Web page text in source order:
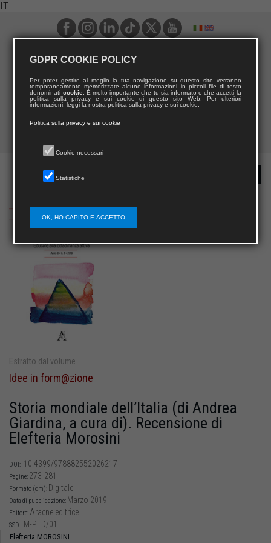
IT
Estratto dal volume
Idee in form@zione
Storia mondiale dell’Italia (di Andrea
Giardina, a cura di). Recensione di
Elefteria Morosini
DOI: 10.4399/978882552026217
Pagine: 273-281
Formato (cm): Digitale
Data di pubblicazione: Marzo 2019
Editore: Aracne editrice
SSD: M-PED/01
Elefteria MOROSINI
GDPR COOKIE POLICY
Per poter gestire al meglio la tua navigazione su questo sito verranno
temporaneamente memorizzate alcune informazioni in piccoli file di testo
denominati cookie. È molto importante che tu sia informato e che accetti la
politica sulla privacy e sui cookie di questo sito Web. Per ulteriori
informazioni, leggi la nostra politica sulla privacy e sui cookie.
Politica sulla privacy e sui cookie
Cookie necessari
Statistiche
OK, HO CAPITO E ACCETTO